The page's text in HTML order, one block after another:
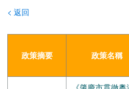
< 返回
政策摘要 政策名稱